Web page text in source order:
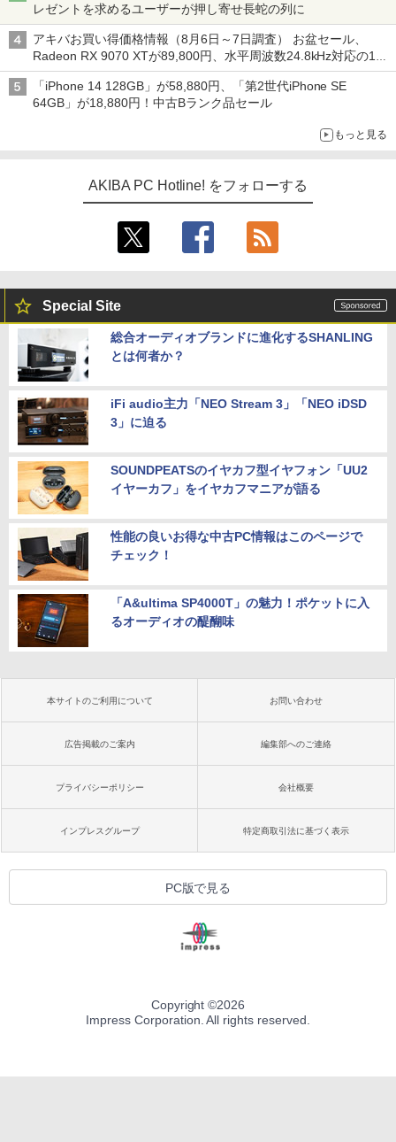
レゼントを求めるユーザーが押し寄せ長蛇の列に
アキバお買い得価格情報（8月6日～7日調査） お盆セール、
Radeon RX 9070 XTが89,800円、水平周波数24.8kHz対応の17
型モニターが9,801円、暑さ指数連動セール ほか
「iPhone 14 128GB」が58,880円、「第2世代iPhone SE
64GB」が18,880円！中古Bランク品セール
もっと見る
AKIBA PC Hotline! をフォローする
Special Site
総合オーディオブランドに進化するSHANLING
とは何者か？
iFi audio主力「NEO Stream 3」「NEO iDSD
3」に迫る
SOUNDPEATSのイヤカフ型イヤフォン「UU2
イヤーカフ」をイヤカフマニアが語る
性能の良いお得な中古PC情報はこのページで
チェック！
「A&ultima SP4000T」の魅力！ポケットに入
るオーディオの醍醐味
本サイトのご利用について お問い合わせ
広告掲載のご案内 編集部へのご連絡
プライバシーポリシー 会社概要
インプレスグループ 特定商取引法に基づく表示
PC版で見る
Copyright ©2026
Impress Corporation. All rights reserved.